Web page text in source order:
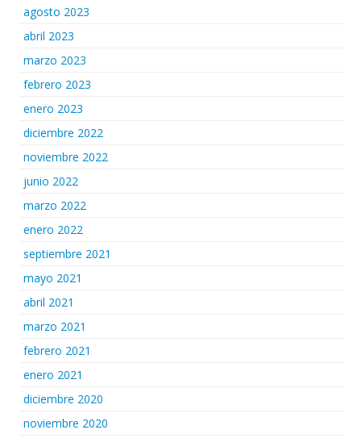
agosto 2023
abril 2023
marzo 2023
febrero 2023
enero 2023
diciembre 2022
noviembre 2022
junio 2022
marzo 2022
enero 2022
septiembre 2021
mayo 2021
abril 2021
marzo 2021
febrero 2021
enero 2021
diciembre 2020
noviembre 2020